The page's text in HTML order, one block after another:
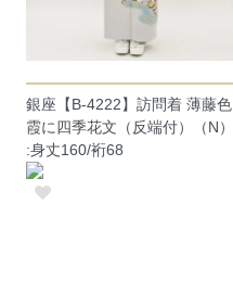
銀座【B-4222】訪問着 薄藤色
霞に四季花文（反端付）（N）
:身丈160/裄68